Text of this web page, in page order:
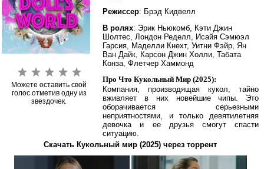
Можете оставить свой
голос отметив одну из
звездочек.
Режиссер: Брэд Кидвелл
В ролях: Эрик Ньюкомб, Кэти Джин
Шолтес, Лондон Ределл, Исайя Сэмюэл
Гарсия, Маделли Кнехт, Уитни Фэйр, Ян
Ван Дайк, Карсон Джин Холли, Табата
Конза, Флетчер Хаммонд
Про Что Кукольный Мир (2025):
Компания, производящая кукол, тайно
вживляет в них новейшие чипы. Это
оборачивается серьезными
неприятностями, и только девятилетняя
девочка и ее друзья смогут спасти
ситуацию.
Скачать Кукольный мир (2025) через торрент